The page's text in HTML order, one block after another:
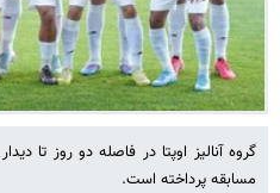
گروه آنالیز اوپتا در فاصله دو روز تا
مسابقه پرداخته است.